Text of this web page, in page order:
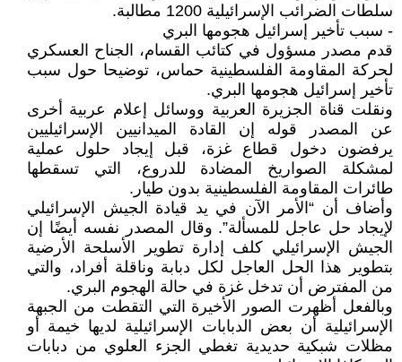
سلطات الضرائب الإسرائيلية 1200 مطالبة.
- سبب تأخير إسرائيل هجومها البري
قدم مصدر مسؤول في كتائب القسام، الجناح العسكري
لحركة المقاومة الفلسطينية حماس، توضيحا حول سبب
تأخير إسرائيل هجومها البري.
ونقلت قناة الجزيرة العربية ووسائل إعلام عربية أخرى
عن المصدر قوله إن القادة الميدانيين الإسرائيليين
يرفضون دخول قطاع غزة، قبل إيجاد حلول عملية
لمشكلة الصواريخ المضادة للدروع، التي تسقطها
طائرات المقاومة الفلسطينية بدون طيار.
وأضاف أن “الأمر الآن في يد قيادة الجيش الإسرائيلي
لإيجاد حل عاجل للمسألة”. وقال المصدر نفسه أيضًا إن
الجيش الإسرائيلي كلف إدارة تطوير الأسلحة الأرضية
بتطوير هذا الحل العاجل لكل دبابة وناقلة أفراد، والتي
من المفترض أن تدخل غزة في حالة الهجوم البري.
وبالفعل أظهرت الصور الأخيرة التي التقطت من الجبهة
الإسرائيلية أن بعض الدبابات الإسرائيلية لديها خيمة أو
مظلات شبكية حديدية تغطي الجزء العلوي من دبابات